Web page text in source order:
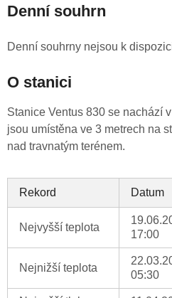
Denní souhrn
Denní souhrny nejsou k
O stanici
Stanice Ventus 830 se nachází
jsou umístěna ve 3 metrech na
nad travnatým terénem.
Rekord Datum
Nejvyšší teplota
17:00
Nejnižší teplota
05:30